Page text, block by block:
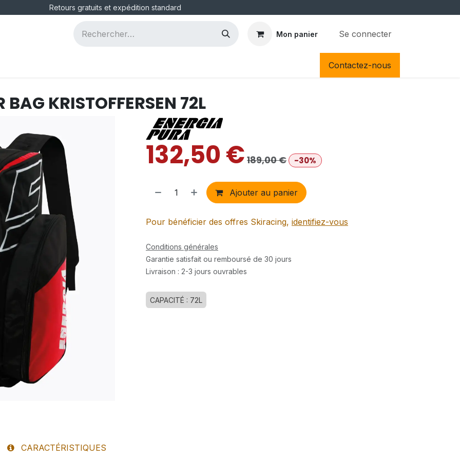
Retours gratuits et expédition standard
Mon panier Se connecter
Contactez-nous
BAG KRISTOFFERSEN 72L
132,50€ 189,00€ -30%
Ajouter au panier
Pour bénéficier des offres Skiracing, identifiez-vous
Conditions générales
Garantie satisfait ou remboursé de 30 jours
Livraison : 2-3 jours ouvrables
CAPACITÉ : 72L
CARACTÉRISTIQUES